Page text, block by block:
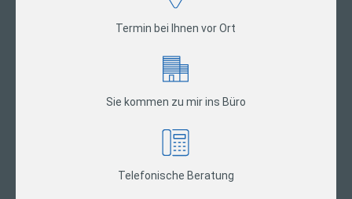
Termin bei Ihnen vor Ort
Sie kommen zu mir ins Büro
Telefonische Beratung